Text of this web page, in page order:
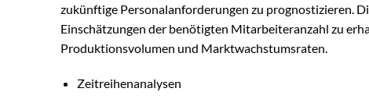
zukünftige Personalanforderungen zu prognostizieren.
Einschätzungen der benötigten Mitarbeiteranzahl zu
Produktionsvolumen und Marktwachstumsraten.
Zeitreihenanalysen